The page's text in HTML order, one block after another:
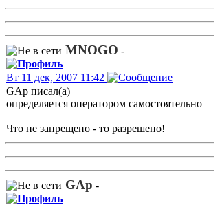
MNOGO -
Вт 11 дек, 2007 11:42
GAp писал(а)
определяется оператором самостоятельно
Что не запрещено - то разрешено!
GAp -